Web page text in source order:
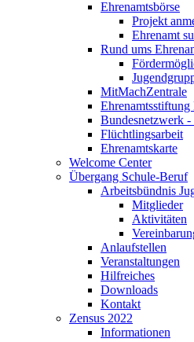
Ehrenamtsbörse
Projekt
Ehrenamt
Rund ums
MitMachZentrale
Bundesnetzwerk
Flüchtlingsarbeit
Ehrenamtskarte
Welcome Center
Übergang Schule-Beruf
Arbeitsbündnis
Mitglieder
Aktivitäten
Anlaufstellen
Veranstaltungen
Hilfreiches
Downloads
Kontakt
Zensus 2022
Informationen